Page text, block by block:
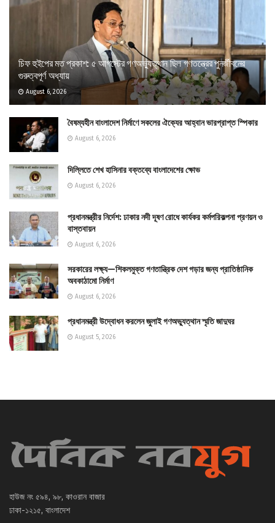
চিফ হুইপের মত প্রকাশ: ৫ আগস্টের গণঅভ্যুত্থান ছিল গণতন্ত্রের পুনর্জীবনের
গুরুত্বপূর্ণ অধ্যায়
August 6, 2026
বৈষম্যহীন বাংলাদেশ নির্মাণে সকলের ঐক্যের আহ্বান ভারপ্রাপ্ত স্পিকার
August 6, 2026
দিল্লিতে শেখ হাসিনার বক্তব্যে বাংলাদেশের ক্ষোভ
August 6, 2026
প্রধানমন্ত্রীর নির্দেশ: ঢাকার নদী দূষণ রোধে কার্যকর কর্মপরিকল্পনা প্রণয়ন ও
বাস্তবায়ন
August 6, 2026
সরকারের লক্ষ্য—শিকলমুক্ত গণতান্ত্রিক দেশ গড়ার জন্য প্রাতিষ্ঠানিক
অবকাঠামো নির্মাণ
August 6, 2026
প্রধানমন্ত্রী উদ্বোধন করলেন জুলাই গণঅভ্যুত্থান স্মৃতি জাদুঘর
August 5, 2026
হাউজ নং ৫৯৪, ৯৮, কাওরান বাজার
ঢাকা-১২১৫, বাংলাদেশ